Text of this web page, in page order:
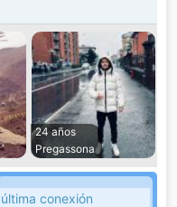
24 años
Pregassona
última conexión